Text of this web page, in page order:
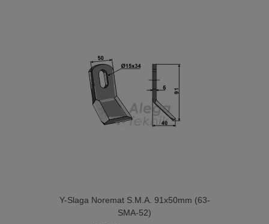
Y-Slaga Noremat S.M.A. 91x50mm (63-
SMA-52)